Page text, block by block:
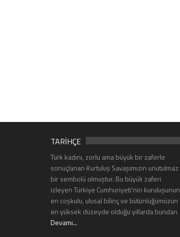
TARİHÇE
Türk kadını, zorlu ama büyük bir zaferle
sonuçlanan Kurtuluş Savaşımızın unutulmaz
bir sembolü olmuştur. Bu büyük zaferi
izleyen Türkiye Cumhuriyeti’nin kuruluşunun
en coşkulu, ulusal bilinç ve bütünlüğümüzün
en yüksek düzeyde olduğu yıllarda bundan
Devamı...